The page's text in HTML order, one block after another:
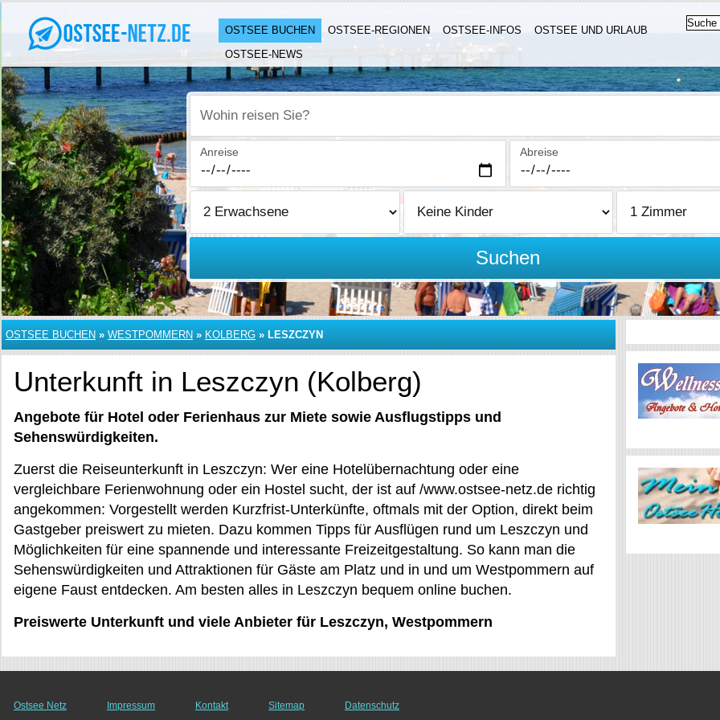
OSTSEE BUCHEN OSTSEE-REGIONEN OSTSEE-INFOS
OSTSEE UND URLAUB
OSTSEE-NEWS
Wohin reisen Sie?
Anreise Abreise
Suchen
OSTSEE BUCHEN » WESTPOMMERN » KOLBERG » LESZCZYN
Unterkunft in Leszczyn (Kolberg)
Angebote für Hotel oder Ferienhaus zur Miete sowie Ausflugstipps und
Sehenswürdigkeiten.
Zuerst die Reiseunterkunft in Leszczyn: Wer eine Hotelübernachtung oder eine
vergleichbare Ferienwohnung oder ein Hostel sucht, der ist auf /www.ostsee-netz.de richtig
angekommen: Vorgestellt werden Kurzfrist-Unterkünfte, oftmals mit der Option, direkt beim
Gastgeber preiswert zu mieten. Dazu kommen Tipps für Ausflügen rund um Leszczyn und
Möglichkeiten für eine spannende und interessante Freizeitgestaltung. So kann man die
Sehenswürdigkeiten und Attraktionen für Gäste am Platz und in und um Westpommern auf
eigene Faust entdecken. Am besten alles in Leszczyn bequem online buchen.
Preiswerte Unterkunft und viele Anbieter für Leszczyn, Westpommern
Ostsee Netz Impressum Kontakt Sitemap Datenschutz